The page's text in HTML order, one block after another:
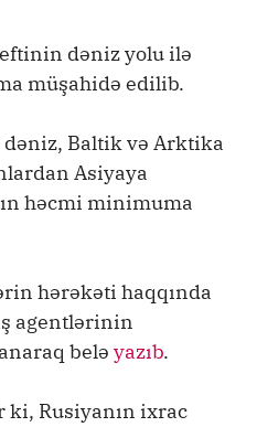
dəniz yolu ilə
müşahidə edilib.
dəniz, Baltik və Arktika
Asiyaya
həcmi minimuma
hərəkəti haqqında
agentlərinin
belə yazıb.
Rusiyanın ixrac